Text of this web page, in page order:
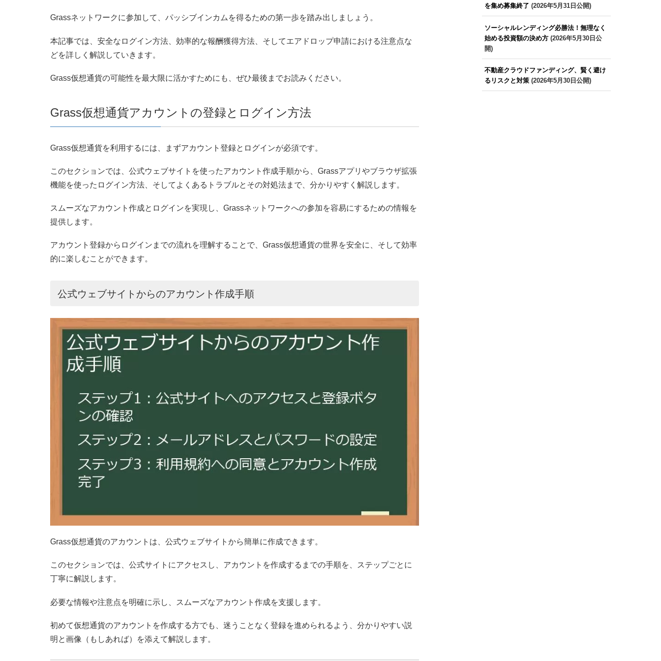
Grassネットワークに参加して、パッシブインカムを得るための第一歩を踏み出しましょう。
本記事では、安全なログイン方法、効率的な報酬獲得方法、そしてエアドロップ申請における注意点な
どを詳しく解説していきます。
Grass仮想通貨の可能性を最大限に活かすためにも、ぜひ最後までお読みください。
Grass仮想通貨アカウントの登録とログイン方法
Grass仮想通貨を利用するには、まずアカウント登録とログインが必須です。
このセクションでは、公式ウェブサイトを使ったアカウント作成手順から、Grassアプリやブラウザ拡張
機能を使ったログイン方法、そしてよくあるトラブルとその対処法まで、分かりやすく解説します。
スムーズなアカウント作成とログインを実現し、Grassネットワークへの参加を容易にするための情報を
提供します。
アカウント登録からログインまでの流れを理解することで、Grass仮想通貨の世界を安全に、そして効率
的に楽しむことができます。
公式ウェブサイトからのアカウント作成手順
Grass仮想通貨のアカウントは、公式ウェブサイトから簡単に作成できます。
このセクションでは、公式サイトにアクセスし、アカウントを作成するまでの手順を、ステップごとに
丁寧に解説します。
必要な情報や注意点を明確に示し、スムーズなアカウント作成を支援します。
初めて仮想通貨のアカウントを作成する方でも、迷うことなく登録を進められるよう、分かりやすい説
明と画像（もしあれば）を添えて解説します。
を集め募集終了 (2026年5月31日公開)
ソーシャルレンディング必勝法！無理なく
始める投資額の決め方(2026年5月30日公
開)
不動産クラウドファンディング、賢く避け
るリスクと対策(2026年5月30日公開)